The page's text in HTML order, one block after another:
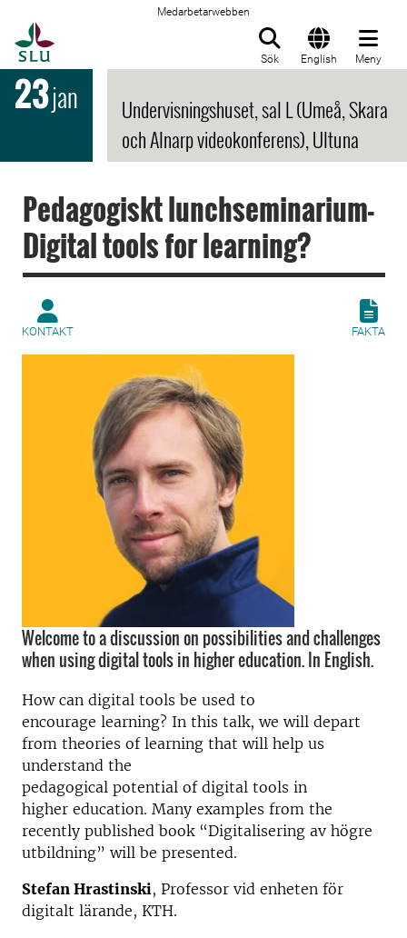
Medarbetarwebben
Sök English Meny
23jan
Undervisningshuset, sal L (Umeå, Skara
och Alnarp videokonferens), Ultuna
Pedagogiskt lunchseminarium-
Digital tools for learning?
KONTAKT FAKTA
Welcome to a discussion on possibilities and challenges
when using digital tools in higher education. In English.
How can digital tools be used to
encourage learning? In this talk, we will depart
from theories of learning that will help us
understand the
pedagogical potential of digital tools in
higher education. Many examples from the
recently published book “Digitalisering av högre
utbildning” will be presented.
Stefan Hrastinski, Professor vid enheten för
digitalt lärande, KTH.